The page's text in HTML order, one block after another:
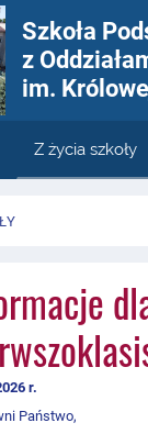
Szkoła
z
im.
Z życia szkoły
r.
Państwo,